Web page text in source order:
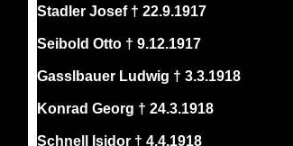
Stadler Josef † 22.9.1917
Seibold Otto † 9.12.1917
Gasslbauer Ludwig † 3.3.1918
Konrad Georg † 24.3.1918
Schnell Isidor † 4.4.1918